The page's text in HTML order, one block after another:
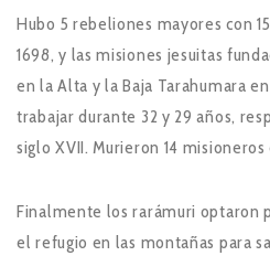
Hubo 5 rebeliones mayores con
1698, y las misiones jesuitas
en la Alta y la Baja Tarahumara en
trabajar durante 32 y 29 años,
siglo XVII. Murieron 14
Finalmente los rarámuri optaron
el refugio en las montañas para